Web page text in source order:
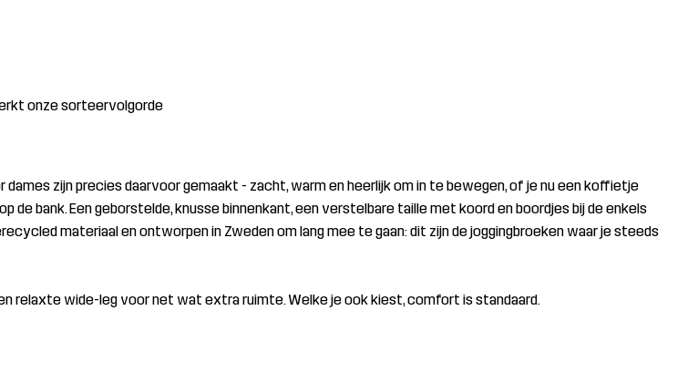
onze sorteervolgorde
zijn precies daarvoor gemaakt - zacht, warm en heerlijk om in te bewegen, of je nu een koffietje
bank. Een geborstelde, knusse binnenkant, een verstelbare taille met koord en boordjes bij de enkels
materiaal en ontworpen in Zweden om lang mee te gaan: dit zijn de joggingbroeken waar je steeds
relaxte wide-leg voor net wat extra ruimte. Welke je ook kiest, comfort is standaard.